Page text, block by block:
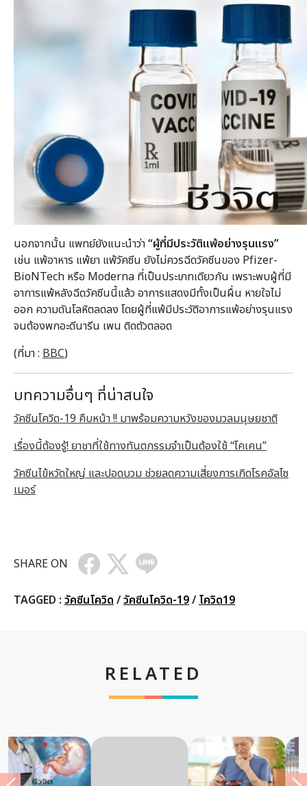
นอกจากนั้น แพทย์ยังแนะนำว่า“ผู้ที่มีประวัติแพ้อย่างรุนแรง”
เช่น แพ้อาหาร แพ้ยา แพ้วัคซีน ยังไม่ควรฉีดวัคซีนของ Pfizer-
BioNTech หรือ Moderna ที่เป็นประเภทเดียวกัน เพราะพบผู้ที่มี
อาการแพ้หลังฉีดวัคซีนนี้แล้ว อาการแสดงมีทั้งเป็นผื่น หายใจไม่
ออก ความดันโลหิตลดลง โดยผู้ที่แพ้มีประวัติอาการแพ้อย่างรุนแรง
จนต้องพกอะดีนารีน เพน ติดตัวตลอด
(ที่มา : BBC)
บทความอื่นๆ ที่น่าสนใจ
วัคซีนโควิด-19 คืบหน้า !! มาพร้อมความหวังของมวลมนุษยชาติ
เรื่องนี้ต้องรู้! ยาชาที่ใช้ทางทันตกรรมจำเป็นต้องใช้ “โคเคน”
วัคซีนไข้หวัดใหญ่ และปอดบวม ช่วยลดความเสี่ยงการเกิดโรคอัลไซ
เมอร์
SHARE ON
TAGGED : วัคซีนโควิด /วัคซีนโควิด-19/ โควิด19
RELATED